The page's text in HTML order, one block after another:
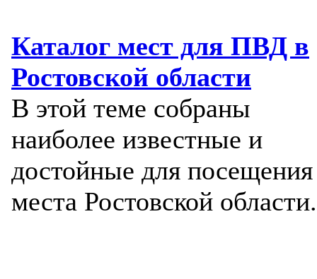
Каталог мест для ПВД в
Ростовской области
В этой теме собраны
наиболее известные и
достойные для посещения
места Ростовской области.